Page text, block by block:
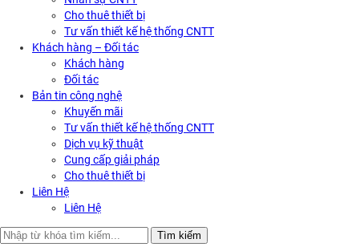
Cho thuê thiết bị
Tư vấn thiết kế hệ thống CNTT
Khách hàng – Đối tác
Khách hàng
Đối tác
Bản tin công nghệ
Khuyến mãi
Tư vấn thiết kế hệ thống CNTT
Dịch vụ kỹ thuật
Cung cấp giải pháp
Cho thuê thiết bị
Liên Hệ
Liên Hệ
Search
Tìm kiếm